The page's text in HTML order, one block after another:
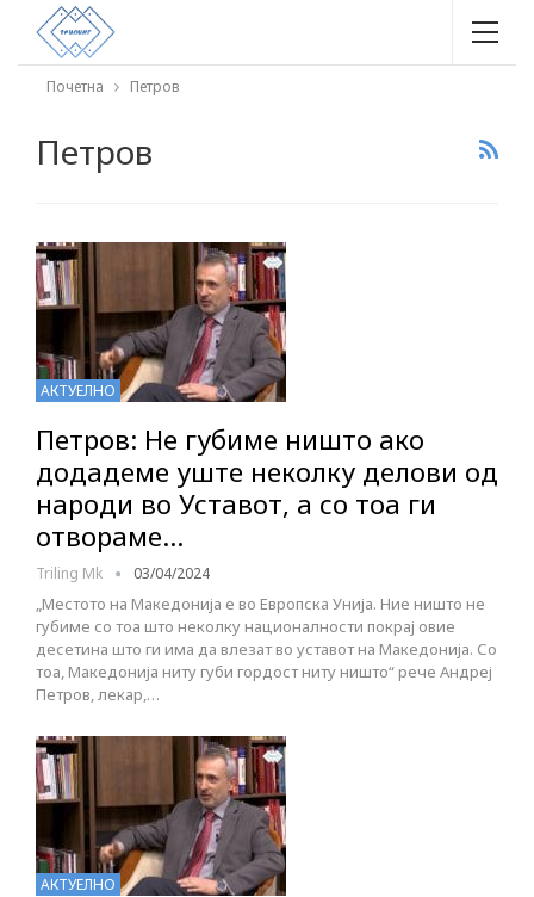
Почетна Петров
Петров
АКТУЕЛНО
Петров: Не губиме ништо ако
додадеме уште неколку делови од
народи во Уставот, а со тоа ги
отвораме…
Triling Mk 03/04/2024
„Местото на Македонија е во Европска Унија. Ние ништо не
губиме со тоа што неколку националности покрај овие
десетина што ги има да влезат во уставот на Македонија. Со
тоа, Македонија ниту губи гордост ниту ништо“ рече Андреј
Петров, лекар,…
АКТУЕЛНО